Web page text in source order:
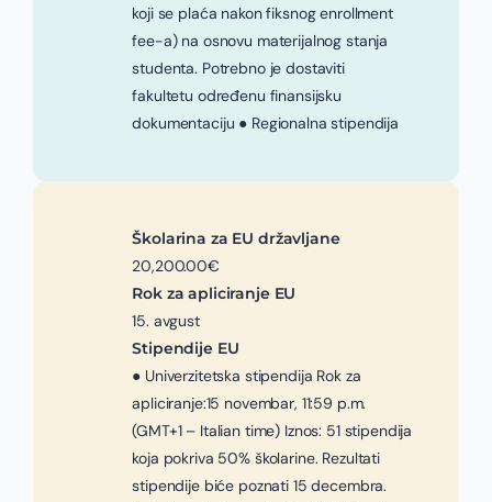
koji se plaća nakon fiksnog enrollment
fee-a) na osnovu materijalnog stanja
studenta. Potrebno je dostaviti
fakultetu određenu finansijsku
dokumentaciju ● Regionalna stipendija
Školarina za EU državljane
20,200.00€
Rok za apliciranje EU
15. avgust
Stipendije EU
● Univerzitetska stipendija Rok za
apliciranje:15 novembar, 11:59 p.m.
(GMT+1 – Italian time) Iznos: 51 stipendija
koja pokriva 50% školarine. Rezultati
stipendije biće poznati 15 decembra.